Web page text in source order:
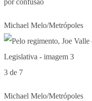
por confusão
Michael Melo/Metrópoles
3 de 7
Michael Melo/Metrópoles